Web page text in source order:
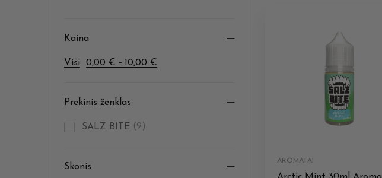
Kaina
Visi 0,00 € – 10,00 €
Prekinis ženklas
SALZ BITE (9)
Skonis
AROMATAI